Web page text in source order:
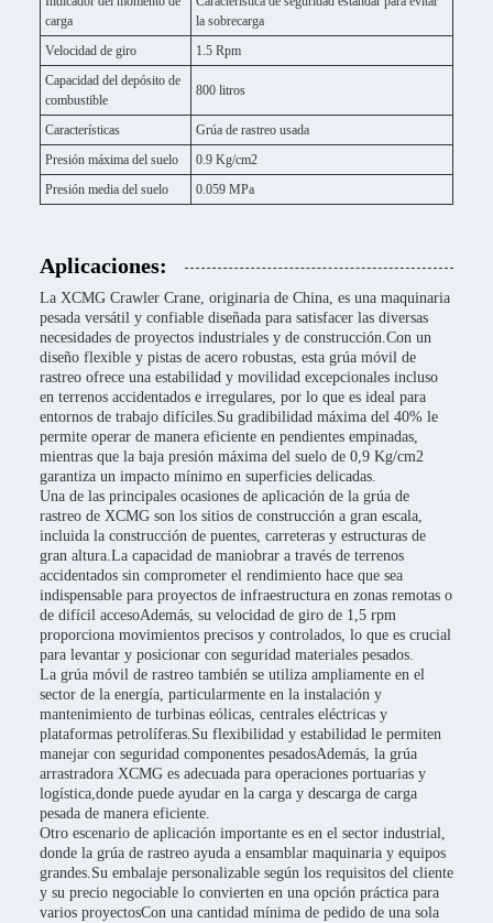
carga
la sobrecarga
Velocidad de giro
1.5 Rpm
Capacidad del depósito de
combustible
800 litros
Características
Grúa de rastreo usada
Presión máxima del suelo
0.9 Kg/cm2
Presión media del suelo
0.059 MPa
Aplicaciones:
La XCMG Crawler Crane, originaria de China, es una maquinaria
pesada versátil y confiable diseñada para satisfacer las diversas
necesidades de proyectos industriales y de construcción.Con un
diseño flexible y pistas de acero robustas, esta grúa móvil de
rastreo ofrece una estabilidad y movilidad excepcionales incluso
en terrenos accidentados e irregulares, por lo que es ideal para
entornos de trabajo difíciles.Su gradibilidad máxima del 40% le
permite operar de manera eficiente en pendientes empinadas,
mientras que la baja presión máxima del suelo de 0,9 Kg/cm2
garantiza un impacto mínimo en superficies delicadas.
Una de las principales ocasiones de aplicación de la grúa de
rastreo de XCMG son los sitios de construcción a gran escala,
incluida la construcción de puentes, carreteras y estructuras de
gran altura.La capacidad de maniobrar a través de terrenos
accidentados sin comprometer el rendimiento hace que sea
indispensable para proyectos de infraestructura en zonas remotas o
de difícil accesoAdemás, su velocidad de giro de 1,5 rpm
proporciona movimientos precisos y controlados, lo que es crucial
para levantar y posicionar con seguridad materiales pesados.
La grúa móvil de rastreo también se utiliza ampliamente en el
sector de la energía, particularmente en la instalación y
mantenimiento de turbinas eólicas, centrales eléctricas y
plataformas petrolíferas.Su flexibilidad y estabilidad le permiten
manejar con seguridad componentes pesadosAdemás, la grúa
arrastradora XCMG es adecuada para operaciones portuarias y
logística,donde puede ayudar en la carga y descarga de carga
pesada de manera eficiente.
Otro escenario de aplicación importante es en el sector industrial,
donde la grúa de rastreo ayuda a ensamblar maquinaria y equipos
grandes.Su embalaje personalizable según los requisitos del cliente
y su precio negociable lo convierten en una opción práctica para
varios proyectosCon una cantidad mínima de pedido de una sola